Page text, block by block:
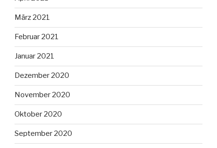
März 2021
Februar 2021
Januar 2021
Dezember 2020
November 2020
Oktober 2020
September 2020